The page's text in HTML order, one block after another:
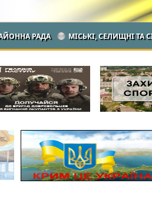
РАДА МІСЬКІ, СЕЛИЩНІ ТА